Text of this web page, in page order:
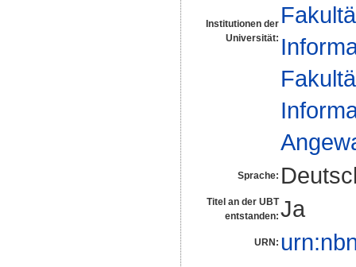
Institutionen der
Universität:
Sprache:
Titel an der UBT
entstanden: Ja
URN: